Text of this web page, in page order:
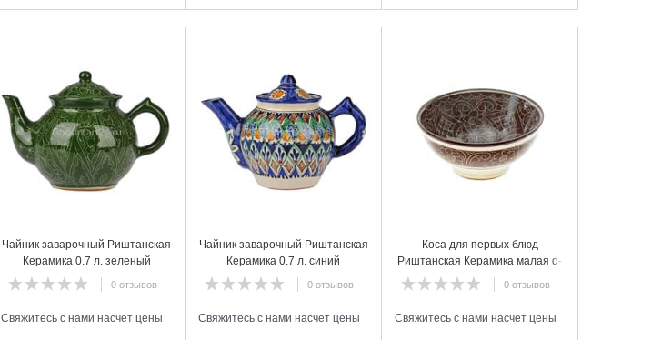
Чайник заварочный Риштанская
Керамика 0.7 л. зеленый
0 отзывов
Свяжитесь с нами насчет цены
Чайник заварочный Риштанская
Керамика 0.7 л. синий
0 отзывов
Свяжитесь с нами насчет цены
Коса для первых блюд
Риштанская Керамика малая d-
14,5 см. h-7 см. коричневая
0 отзывов
Свяжитесь с нами насчет цены